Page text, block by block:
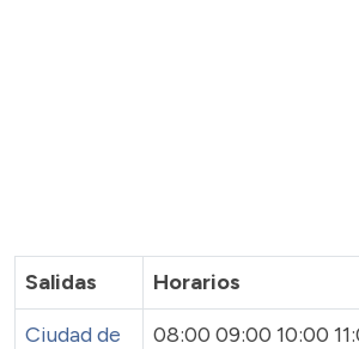
Salidas Horarios
Ciudad de
08:00 09:00 10:00